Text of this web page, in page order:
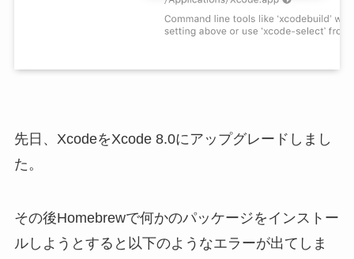
先日、XcodeをXcode 8.0にアップグレードしまし
た。
その後Homebrewで何かのパッケージをインストー
ルしようとすると以下のようなエラーが出てしま